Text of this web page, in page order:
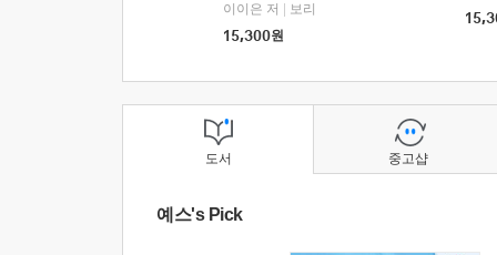
이이은 저
보리
15,300원
도서
예스's Pick
중고샵